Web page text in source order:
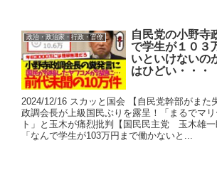
政治・政治家・行政・官僚
自民党の小野寺
で学生が１０３
いといけないの
はひどい・・・
2024/12/16 スカッと国会 【自民党幹部がまた
政調会長が上級国民ぶりを露呈！「まるでマ
ト」と玉木が痛烈批判【国民民主党 玉木雄
「なんで学生が103万円まで働かないと...